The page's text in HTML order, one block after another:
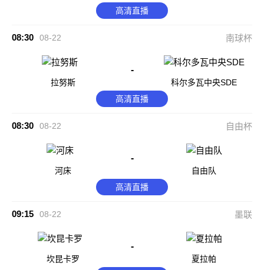
高清直播
08:30 08-22 南球杯
拉努斯
-
科尔多瓦中央SDE
高清直播
08:30 08-22 自由杯
河床
-
自由队
高清直播
09:15 08-22 墨联
坎昆卡罗
-
夏拉帕